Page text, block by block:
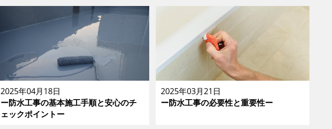
2025年04月18日
ー防水工事の基本施工手順と安心のチ
ェックポイントー
2025年03月21日
ー防水工事の必要性と重要性ー